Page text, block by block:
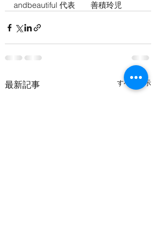
andbeautiful 代表　　善積玲児
最新記事 すべて表示